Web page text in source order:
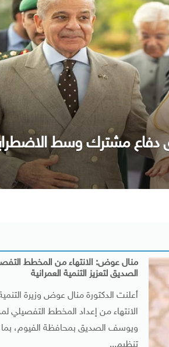
زيارته لمصر
منال عوض: الانتهاء من المخطط
الصديق لتعزيز التنمية العمرانية
أعلنت الدكتورة منال عوض وزيرة
الانتهاء من إعداد المخطط التفصيلي
ويوسف الصديق بمحافظة الفيوم، بما
تنظيم...